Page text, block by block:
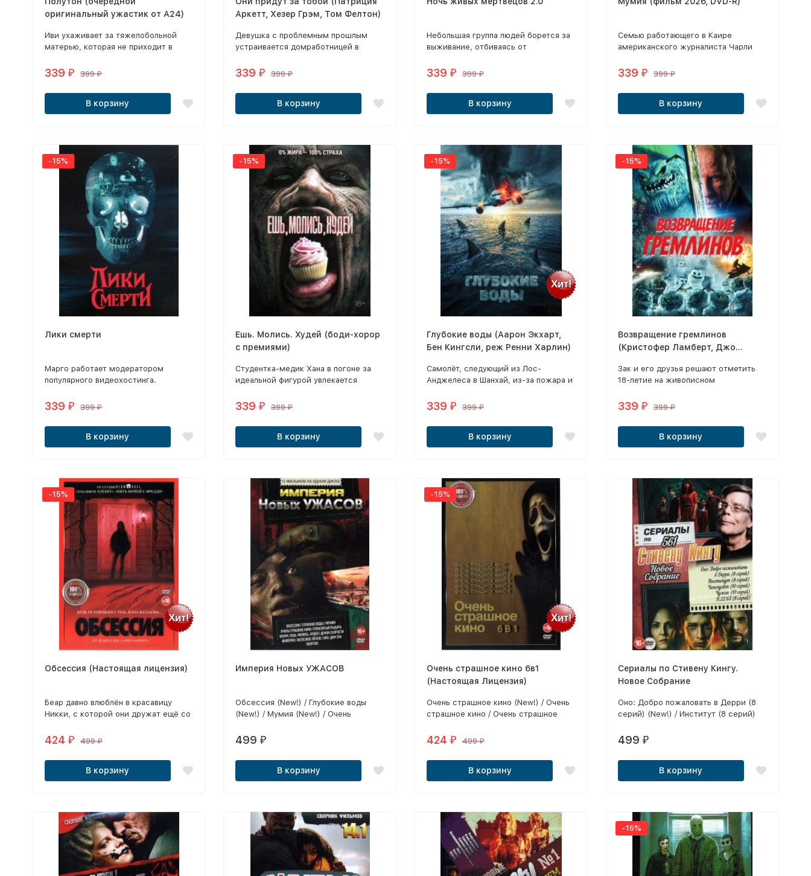
оригинальный ужастик от А24)
Иви ухаживает за тяжелобольной
матерью, которая не приходит в
339 ₽ 399₽
В корзину
Аркетт, Хезер Грэм, Том Фелтон)
Девушка с проблемным прошлым
устраивается домработницей в
первую же ночь на неё нападают
но девушка оказывается не так
339₽ 399₽
В корзину
Небольшая группа людей борется за
выживание, отбиваясь от
339 ₽ 399₽
В корзину
Семью работающего в Каире
американского журналиста Чарли
бесследно пропадает его маленькая
339 ₽ 399₽
В корзину
-15%
Лики смерти
Марго работает модератором
популярного видеохостинга.
339 ₽ 399₽
В корзину
-15%
Ешь. Молись. Худей (боди-хорор
с премиями)
Студентка-медик Хана в погоне за
идеальной фигурой увлекается
использованием человеческих
339₽ 399₽
В корзину
Хит!
-15%
Глубокие воды (Аарон Экхарт,
Бен Кингсли, реж Ренни Харлин)
Самолёт, следующий из Лос-
Анджелеса в Шанхай, из-за пожара и
аварийную посадку в кишащих
339 ₽ 399₽
В корзину
-15%
Возвращение гремлинов
(Кристофер Ламберт, Джо
Зак и его друзья решают отметить
18-летие на живописном
заснеженной Финляндии.
339 ₽ 399₽
В корзину
Хит!
-15%
Обсессия (Настоящая лицензия)
Беар давно влюблён в красавицу
Никки, с которой они дружат ещё со
424 ₽ 499₽
В корзину
Империя Новых УЖАСОВ
Обсессия (New!) / Глубокие воды
(New!) / Мумия (New!) / Очень
рыцарь (New!) / Хокум / Ешь. Молись.
Железное лёгкое / Оно. Дом зла /
Полутон Все позиции в лицензионном
качестве!!!
499₽
В корзину
Хит!
-15%
Очень страшное кино 6в1
(Настоящая Лицензия)
Очень страшное кино (New!) / Очень
страшное кино / Очень страшное
Очень страшное кино 4 / Очень
424 ₽ 499₽
В корзину
Сериалы по Стивену Кингу.
Новое Собрание
Оно: Добро пожаловать в Дерри (8
серий) (New!) / Институт (8 серий)
Чужак (10 серий) / 11.22.63 (8 серий)
499 ₽
В корзину
-15%